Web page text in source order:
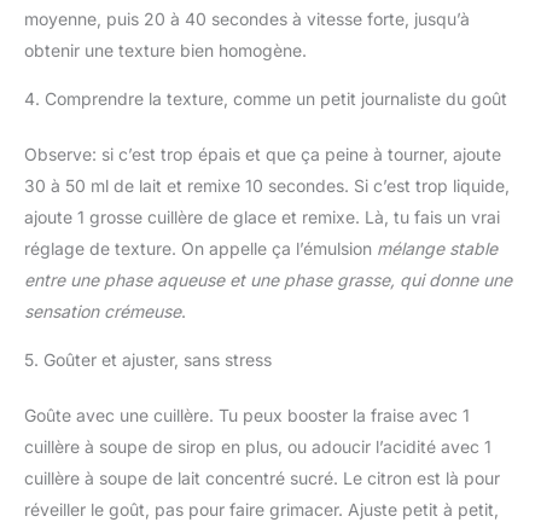
moyenne, puis 20 à 40 secondes à vitesse forte, jusqu’à
obtenir une texture bien homogène.
4. Comprendre la texture, comme un petit journaliste du goût
Observe: si c’est trop épais et que ça peine à tourner, ajoute
30 à 50 ml de lait et remixe 10 secondes. Si c’est trop liquide,
ajoute 1 grosse cuillère de glace et remixe. Là, tu fais un vrai
réglage de texture. On appelle ça l’émulsion mélange stable
entre une phase aqueuse et une phase grasse, qui donne une
sensation crémeuse.
5. Goûter et ajuster, sans stress
Goûte avec une cuillère. Tu peux booster la fraise avec 1
cuillère à soupe de sirop en plus, ou adoucir l’acidité avec 1
cuillère à soupe de lait concentré sucré. Le citron est là pour
réveiller le goût, pas pour faire grimacer. Ajuste petit à petit,